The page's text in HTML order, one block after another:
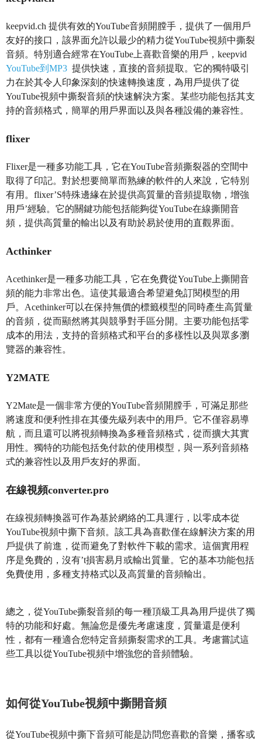
keepvid.ch 提供有效的YouTube音頻開膛手，提供了一個用戶
友好的接口，該界面允許以最少的精力從YouTube視頻中撕裂
音頻。特別適合經常在YouTube上喜歡音樂的用戶，keepvid
YouTube到MP3 提供快速，直接的音頻提取。它的獨特吸引
力在於其令人印象深刻的快速轉換速度，為用戶提供了從
YouTube視頻中撕裂音頻的快速解決方案。某些功能包括其支
持的音頻格式，簡單的用戶界面以及與各種設備的兼容性。
flixer
Flixer是一種多功能工具，它在YouTube音頻撕裂器的空間中
取得了印記。對於想要簡單而熟練的軟件的人來說，它特別
有用。flixer’S特殊邊緣在於提供高質量的音頻提取物，增強
用戶’經驗。它的關鍵功能包括能夠從YouTube在線撕開音
頻，提供高質量的輸出以及有助於易於使用的直觀界面。
Acthinker
Acethinker是一種多功能工具，它在免費從YouTube上撕開音
頻的能力非常出色。這使其最適合希望避免訂閱模型的用
戶。Acethinker可以在保持無價的標籤模型的同時產生高質量
的音頻，從而顯然將其與競爭對手區分開。主要功能包括零
成本的用法，支持的音頻格式和平台的多樣性以及與眾多瀏
覽器的兼容性。
Y2MATE
Y2Mate是一個非常方便的YouTube音頻開膛手，可滿足那些
將速度和便利性排在其優先級列表中的用戶。它不僅容易導
航，而且還可以將視頻轉換為多種音頻格式，從而擴大其實
用性。獨特的功能包括免付款的使用模型，與一系列音頻格
式的兼容性以及用戶友好的界面。
在線視頻converter.pro
在線視頻轉換器可作為基於網絡的工具運行，以零成本從
YouTube視頻中撕下音頻。該工具為喜歡僅在線解決方案的用
戶提供了前進，從而避免了對軟件下載的需求。這個實用程
序是免費的，沒有’t損害易月或輸出質量。它的基本功能包括
免費使用，多種支持格式以及高質量的音頻輸出。
總之，從YouTube撕裂音頻的每一種頂級工具為用戶提供了獨
特的功能和好處。無論您是優先考慮速度，質量還是便利
性，都有一種適合您特定音頻撕裂需求的工具。考慮嘗試這
些工具以從YouTube視頻中增強您的音頻體驗。
如何從YouTube視頻中撕開音頻
從YouTube視頻中撕下音頻可能是訪問您喜歡的音樂，播客或